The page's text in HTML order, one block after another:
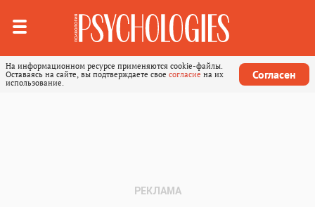
На информационном ресурсе применяются cookie-файлы.
Оставаясь на сайте, вы подтверждаете свое согласие на их
использование.
Согласен